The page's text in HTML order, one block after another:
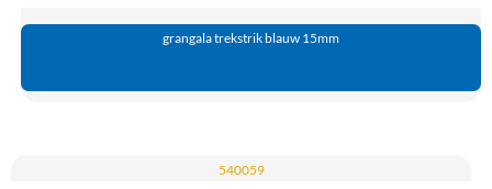
grangala trekstrik blauw 15mm
540059